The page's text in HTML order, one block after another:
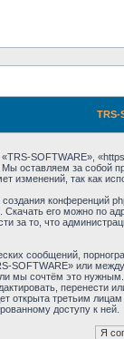
TRS-
SOFTWARE»,
оставляем за
изменений, так как
конференций
его можно по
за то, что
сообщений,
SOFTWARE» или
мы сочтём это
перенести
открыта третьим
доступу к ней.